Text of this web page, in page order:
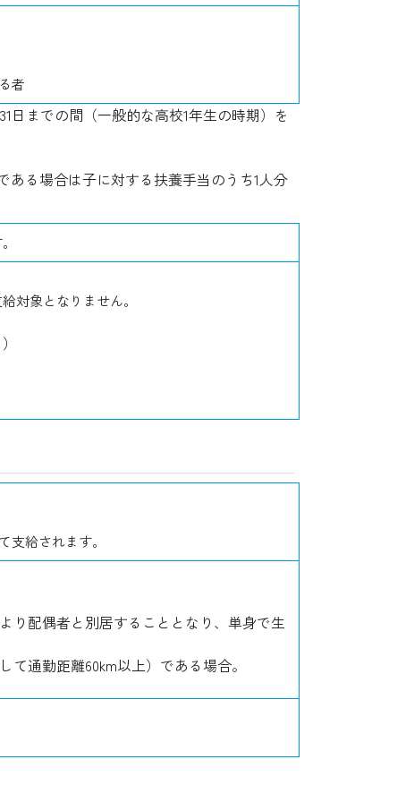
者
日までの間（一般的な高校1年生の時期）を
る場合は子に対する扶養手当のうち1人分
対象となりません。
給されます。
り配偶者と別居することとなり、単身で生
通勤距離60km以上）である場合。